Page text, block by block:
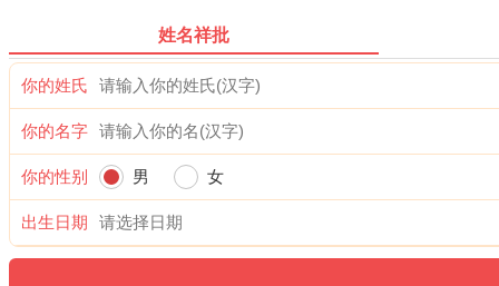
姓名祥批
你的姓氏
你的名字
你的性别 男 女
出生日期